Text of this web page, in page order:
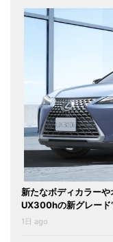
新たなボディカラー
UX300hの新グレー
1日 ago